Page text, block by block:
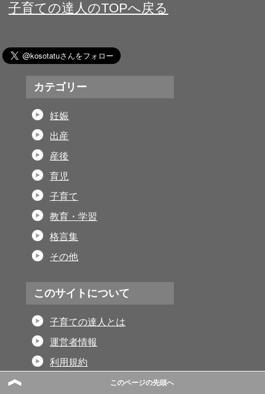
子育ての達人のTOPへ戻る
カテゴリー
妊娠
出産
産後
育児
子育て
教育・学習
格言集
その他
このサイトについて
子育ての達人とは
運営者情報
利用規約
プライバシーポリシー
このページの先頭へ